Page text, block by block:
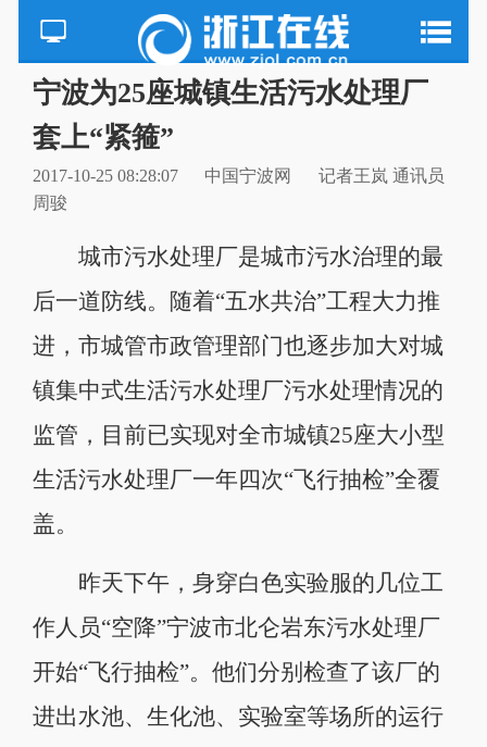
宁波为25座城镇生活污水处理厂
套上“紧箍”
2017-10-25 08:28:07 中国宁波网
记者王岚 通讯员
周骏
城市污水处理厂是城市污水治理的最
后一道防线。随着“五水共治”工程大力推
进，市城管市政管理部门也逐步加大对城
镇集中式生活污水处理厂污水处理情况的
监管，目前已实现对全市城镇25座大小型
生活污水处理厂一年四次“飞行抽检”全覆
盖。
昨天下午，身穿白色实验服的几位工
作人员“空降”宁波市北仑岩东污水处理厂
开始“飞行抽检”。他们分别检查了该厂的
进出水池、生化池、实验室等场所的运行